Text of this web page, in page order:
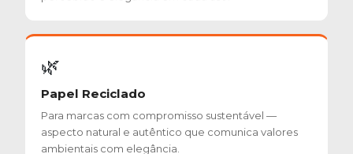
🌿
Papel Reciclado
Para marcas com compromisso sustentável —
aspecto natural e autêntico que comunica valores
ambientais com elegância.